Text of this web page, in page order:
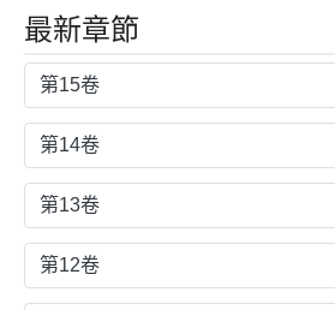
最新章節
第15卷
第14卷
第13卷
第12卷